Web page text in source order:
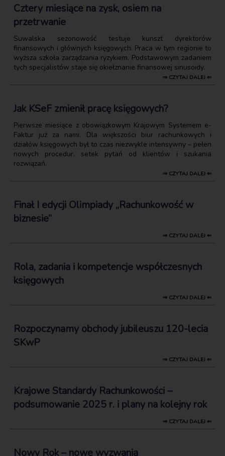
Cztery miesiące na zysk, osiem na
przetrwanie
Suwalska sezonowość testuje kunszt dyrektorów
finansowych i głównych księgowych. Praca w tym regionie to
wyższa szkoła zarządzania ryzykiem. Podstawowym zadaniem
tych specjalistów staje się okiełznanie finansowej sinusoidy.
⇒ CZYTAJ DALEJ ⇐
Jak KSeF zmienił pracę księgowych?
Pierwsze miesiące z obowiązkowym Krajowym Systemem e-
Faktur już za nami. Dla większości biur rachunkowych i
działów księgowych był to czas niezwykle intensywny – pełen
nowych procedur, setek pytań od klientów i szukania
rozwiązań.
⇒ CZYTAJ DALEJ ⇐
Finał I edycji Olimpiady „Rachunkowość w
biznesie”
⇒ CZYTAJ DALEJ ⇐
Rola, zadania i kompetencje współczesnych
księgowych
⇒ CZYTAJ DALEJ ⇐
Rozpoczynamy obchody jubileuszu 120-lecia
SKwP
⇒ CZYTAJ DALEJ ⇐
Krajowe Standardy Rachunkowości –
podsumowanie 2025 r. i plany na kolejny rok
⇒ CZYTAJ DALEJ ⇐
Nowy Rok – nowe wyzwania